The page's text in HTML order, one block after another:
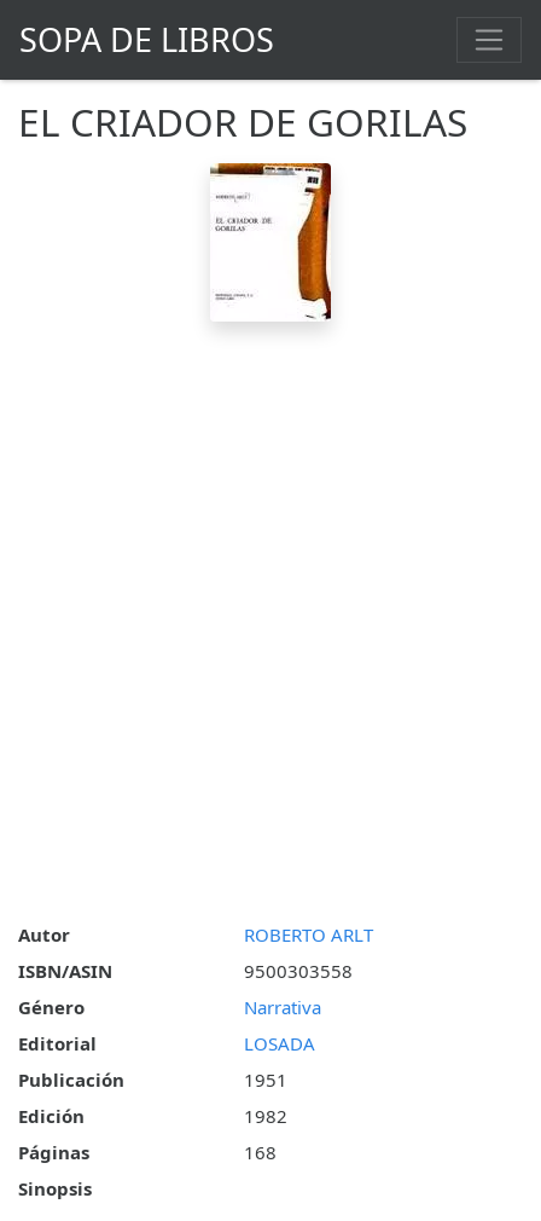
SOPA DE LIBROS
EL CRIADOR DE GORILAS
Autor
ROBERTO ARLT
ISBN/ASIN
9500303558
Género
Narrativa
Editorial
LOSADA
Publicación
1951
Edición
1982
Páginas
168
Sinopsis